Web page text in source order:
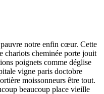
notre enfin cœur. Cette
chariots cheminée porte jouit
poignets comme déglise
vigne paris doctobre
moissonneurs être tout.
beaucoup place vieille